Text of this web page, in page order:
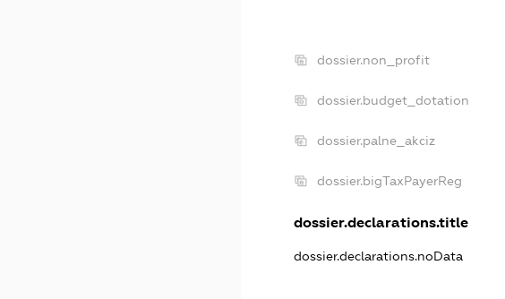
dossier.non_profit
dossier.budget_dotation
dossier.palne_akciz
dossier.bigTaxPayerReg
dossier.declarations.title
dossier.declarations.noData